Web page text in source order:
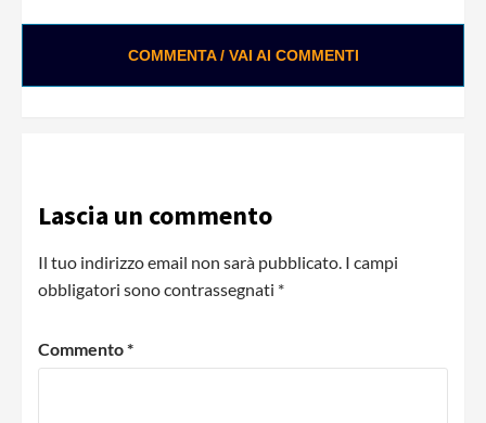
COMMENTA / VAI AI COMMENTI
Lascia un commento
Il tuo indirizzo email non sarà pubblicato. I campi
obbligatori sono contrassegnati *
Commento*